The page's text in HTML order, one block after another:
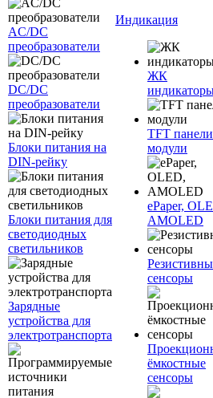
AC/DC
преобразователи
DC/DC
преобразователи
Блоки питания на
DIN-рейку
Блоки питания для
светодиодных
светильников
Зарядные
устройства для
электротранспорта
Индикация
ЖК
TFT
модули
ePaper,
AMOLED
сенсоры
ёмкостные
сенсоры